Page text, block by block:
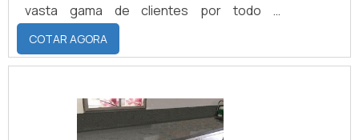
vasta gama de clientes por todo o
Brasil.VEJA COMO TER UM PRODUTO DE
QUALIDADEPrezando pela qualidade e bom
funcionamento dos cilindros
essencial que os clientes nos forneçam
todas as informações necessárias para o
COTAR AGORA